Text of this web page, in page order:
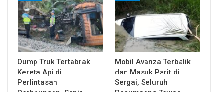
Dump Truk Tertabrak
Kereta Api di
Perlintasan
Mobil Avanza Terbalik
dan Masuk Parit di
Sergai, Seluruh